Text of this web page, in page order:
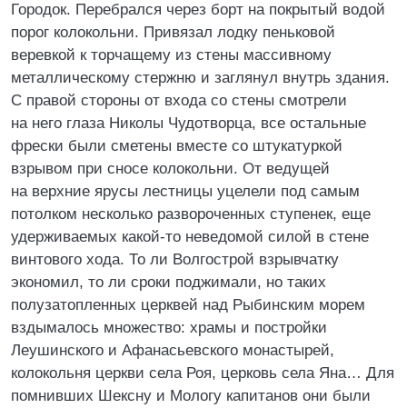
Городок. Перебрался через борт на покрытый водой
порог колокольни. Привязал лодку пеньковой
веревкой к торчащему из стены массивному
металлическому стержню и заглянул внутрь здания.
С правой стороны от входа со стены смотрели
на него глаза Николы Чудотворца, все остальные
фрески были сметены вместе со штукатуркой
взрывом при сносе колокольни. От ведущей
на верхние ярусы лестницы уцелели под самым
потолком несколько развороченных ступенек, еще
удерживаемых какой-то неведомой силой в стене
винтового хода. То ли Волгострой взрывчатку
экономил, то ли сроки поджимали, но таких
полузатопленных церквей над Рыбинским морем
вздымалось множество: храмы и постройки
Леушинского и Афанасьевского монастырей,
колокольня церкви села Роя, церковь села Яна… Для
помнивших Шексну и Мологу капитанов они были